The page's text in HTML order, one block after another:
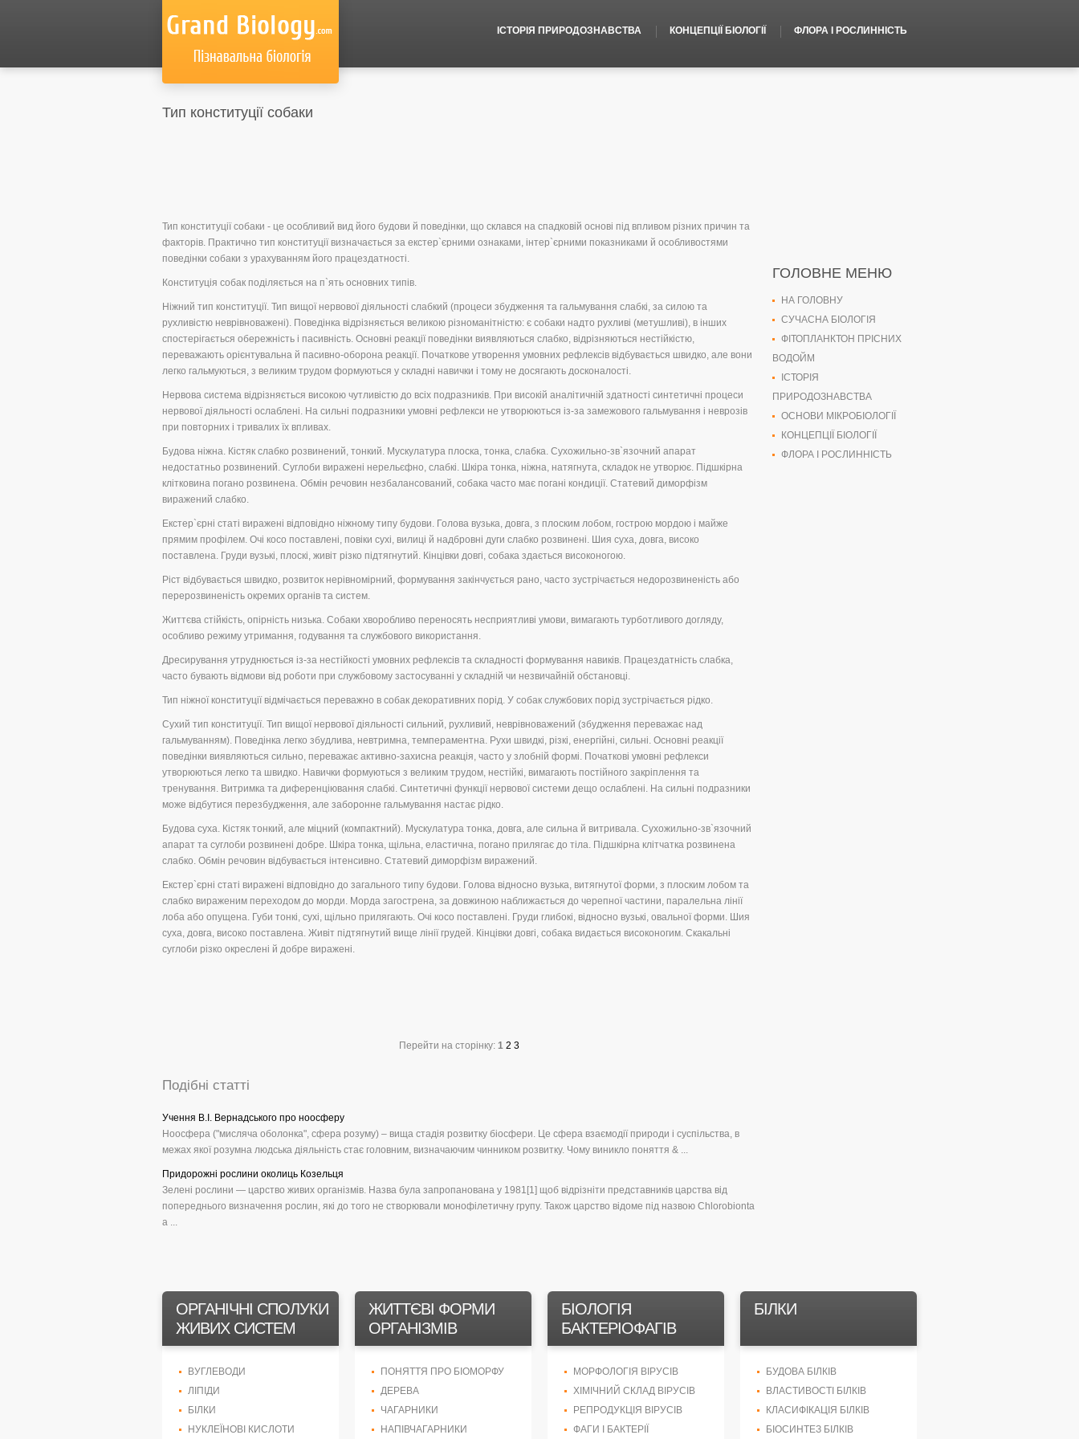
ІСТОРІЯ ПРИРОДОЗНАВСТВА КОНЦЕПЦІЇ БІОЛОГІЇ ФЛОРА І РОСЛИННІСТЬ
Тип конституції собаки
Тип конституції собаки - це особливий вид його будови й поведінки, що склався на спадковій основі під впливом різних причин та
факторів. Практично тип конституції визначається за екстер`єрними ознаками, інтер`єрними показниками й особливостями
поведінки собаки з урахуванням його працездатності.
Конституція собак поділяється на п`ять основних типів.
Ніжний тип конституції. Тип вищої нервової діяльності слабкий (процеси збудження та гальмування слабкі, за силою та
рухливістю неврівноважені). Поведінка відрізняється великою різноманітністю: є собаки надто рухливі (метушливі), в інших
спостерігається обережність і пасивність. Основні реакції поведінки виявляються слабко, відрізняються нестійкістю,
переважають орієнтувальна й пасивно-оборона реакції. Початкове утворення умовних рефлексів відбувається швидко, але вони
легко гальмуються, з великим трудом формуються у складні навички і тому не досягають досконалості.
Нервова система відрізняється високою чутливістю до всіх подразників. При високій аналітичній здатності синтетичні процеси
нервової діяльності ослаблені. На сильні подразники умовні рефлекси не утворюються із-за замежового гальмування і неврозів
при повторних і тривалих їх впливах.
Будова ніжна. Кістяк слабко розвинений, тонкий. Мускулатура плоска, тонка, слабка. Сухожильно-зв`язочний апарат
недостатньо розвинений. Суглоби виражені нерельєфно, слабкі. Шкіра тонка, ніжна, натягнута, складок не утворює. Підшкірна
клітковина погано розвинена. Обмін речовин незбалансований, собака часто має погані кондиції. Статевий диморфізм
виражений слабко.
Екстер`єрні статі виражені відповідно ніжному типу будови. Голова вузька, довга, з плоским лобом, гострою мордою і майже
прямим профілем. Очі косо поставлені, повіки сухі, вилиці й надбровні дуги слабко розвинені. Шия суха, довга, високо
поставлена. Груди вузькі, плоскі, живіт різко підтягнутий. Кінцівки довгі, собака здається високоногою.
Ріст відбувається швидко, розвиток нерівномірний, формування закінчується рано, часто зустрічається недорозвиненість або
перерозвиненість окремих органів та систем.
Життєва стійкість, опірність низька. Собаки хворобливо переносять несприятливі умови, вимагають турботливого догляду,
особливо режиму утримання, годування та службового використання.
Дресирування утруднюється із-за нестійкості умовних рефлексів та складності формування навиків. Працездатність слабка,
часто бувають відмови від роботи при службовому застосуванні у складній чи незвичайній обстановці.
Тип ніжної конституції відмічається переважно в собак декоративних порід. У собак службових порід зустрічається рідко.
Сухий тип конституції. Тип вищої нервової діяльності сильний, рухливий, неврівноважений (збудження переважає над
гальмуванням). Поведінка легко збудлива, невтримна, темпераментна. Рухи швидкі, різкі, енергійні, сильні. Основні реакції
поведінки виявляються сильно, переважає активно-захисна реакція, часто у злобній формі. Початкові умовні рефлекси
утворюються легко та швидко. Навички формуються з великим трудом, нестійкі, вимагають постійного закріплення та
тренування. Витримка та диференціювання слабкі. Синтетичні функції нервової системи дещо ослаблені. На сильні подразники
може відбутися перезбудження, але заборонне гальмування настає рідко.
Будова суха. Кістяк тонкий, але міцний (компактний). Мускулатура тонка, довга, але сильна й витривала. Сухожильно-зв`язочний
апарат та суглоби розвинені добре. Шкіра тонка, щільна, еластична, погано прилягає до тіла. Підшкірна клітчатка розвинена
слабко. Обмін речовин відбувається інтенсивно. Статевий диморфізм виражений.
Екстер`єрні статі виражені відповідно до загального типу будови. Голова відносно вузька, витягнутої форми, з плоским лобом та
слабко вираженим переходом до морди. Морда загострена, за довжиною наближається до черепної частини, паралельна лінії
лоба або опущена. Губи тонкі, сухі, щільно прилягають. Очі косо поставлені. Груди глибокі, відносно вузькі, овальної форми. Шия
суха, довга, високо поставлена. Живіт підтягнутий вище лінії грудей. Кінцівки довгі, собака видається високоногим. Скакальні
суглоби різко окреслені й добре виражені.
Перейти на сторінку: 1 2 3
Подібні статті
Учення В.І. Вернадського про ноосферу
Ноосфера ("мисляча оболонка", сфера розуму) – вища стадія розвитку біосфери. Це сфера взаємодії природи і суспільства, в
межах якої розумна людська діяльність стає головним, визначаючим чинником розвитку. Чому виникло поняття & ...
Придорожні рослини околиць Козельця
Зелені рослини — царство живих організмів. Назва була запропанована у 1981[1] щоб відрізніти представників царства від
попереднього визначення рослин, які до того не створювали монофілетичну групу. Також царство відоме під назвою Chlorobionta
а ...
ГОЛОВНЕ МЕНЮ
НА ГОЛОВНУ
СУЧАСНА БІОЛОГІЯ
ФІТОПЛАНКТОН ПРІСНИХ
ВОДОЙМ
ІСТОРІЯ
ПРИРОДОЗНАВСТВА
ОСНОВИ МІКРОБІОЛОГІЇ
КОНЦЕПЦІЇ БІОЛОГІЇ
ФЛОРА І РОСЛИННІСТЬ
ОРГАНІЧНІ СПОЛУКИ
ЖИВИХ СИСТЕМ
ВУГЛЕВОДИ
ЛІПІДИ
БІЛКИ
НУКЛЕЇНОВІ КИСЛОТИ
ЖИТТЄВІ ФОРМИ
ОРГАНІЗМІВ
ПОНЯТТЯ ПРО БІОМОРФУ
ДЕРЕВА
ЧАГАРНИКИ
НАПІВЧАГАРНИКИ
БІОЛОГІЯ
БАКТЕРІОФАГІВ
МОРФОЛОГІЯ ВІРУСІВ
ХІМІЧНИЙ СКЛАД ВІРУСІВ
РЕПРОДУКЦІЯ ВІРУСІВ
ФАГИ І БАКТЕРІЇ
БІЛКИ
БУДОВА БІЛКІВ
ВЛАСТИВОСТІ БІЛКІВ
КЛАСИФІКАЦІЯ БІЛКІВ
БІОСИНТЕЗ БІЛКІВ